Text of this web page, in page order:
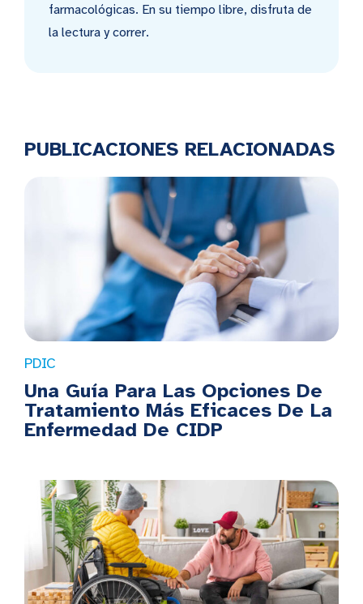
farmacológicas. En su tiempo libre, disfruta de
la lectura y correr.
PUBLICACIONES RELACIONADAS
PDIC
Una Guía Para Las Opciones De
Tratamiento Más Eficaces De La
Enfermedad De CIDP